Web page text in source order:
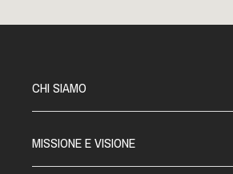
CHI SIAMO
MISSIONE E VISIONE